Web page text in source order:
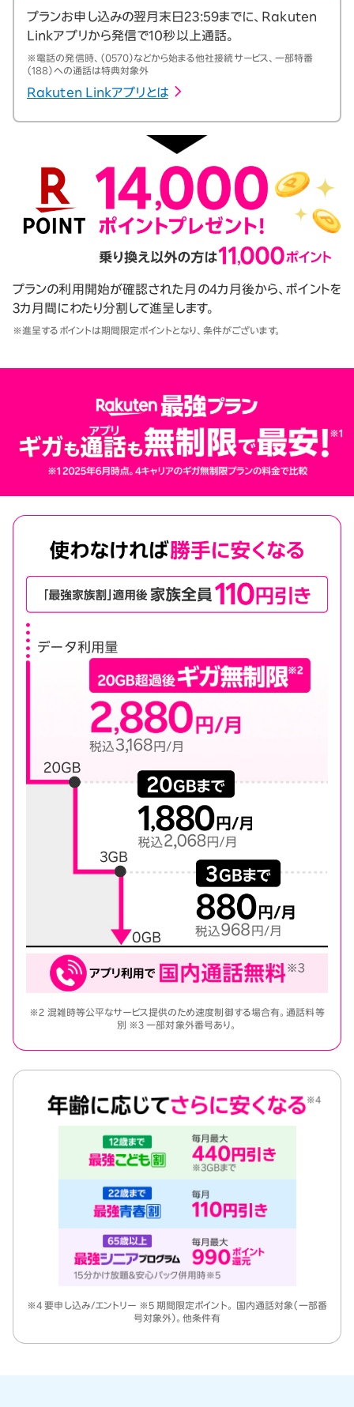
プランお申し込みの翌月末日23:59までに、Rakuten
Linkアプリから発信で10秒以上通話。
※電話の発信時、（0570）などから始まる他社接続サービス、一部特番
（188）への通話は特典対象外
Rakuten Linkアプリとは
プランの利用開始が確認された月の4カ月後から、ポイントを
3カ月間にわたり分割して進呈します。
※進呈するポイントは期間限定ポイントとなり、条件がございます。
※2 混雑時等公平なサービス提供のため速度制御する場合有。通話料等
別 ※3 一部対象外番号あり。
※4 要申し込み/エントリー ※5 期間限定ポイント。 国内通話対象（一部番
号対象外）。他条件有